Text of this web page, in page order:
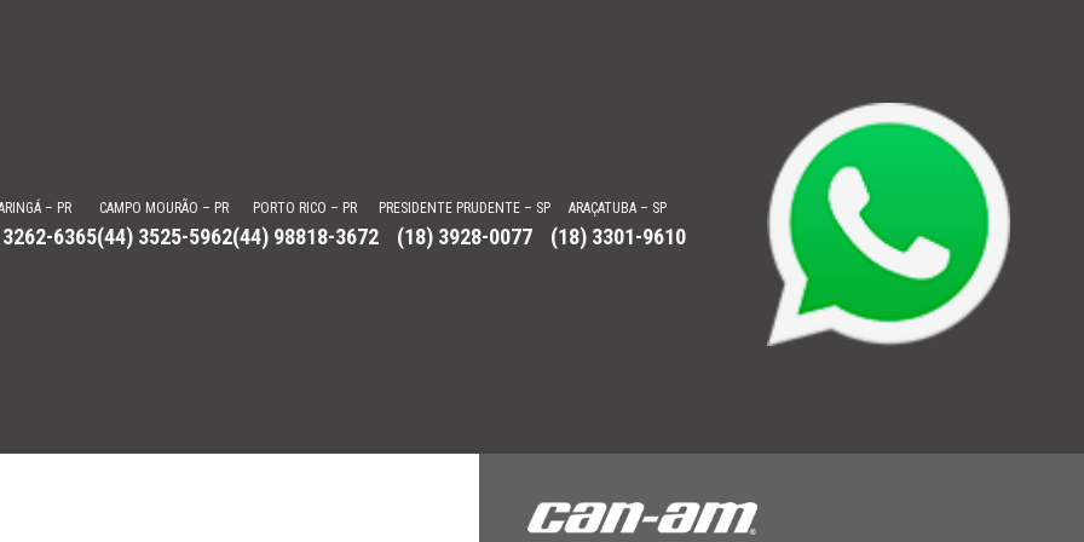
– PR
6365
CAMPO MOURÃO – PR
(44) 3525-5962
PORTO RICO – PR
(44) 98818-3672
PRESIDENTE PRUDENTE – SP
(18) 3928-0077
ARAÇATUBA – SP
(18) 3301-9610